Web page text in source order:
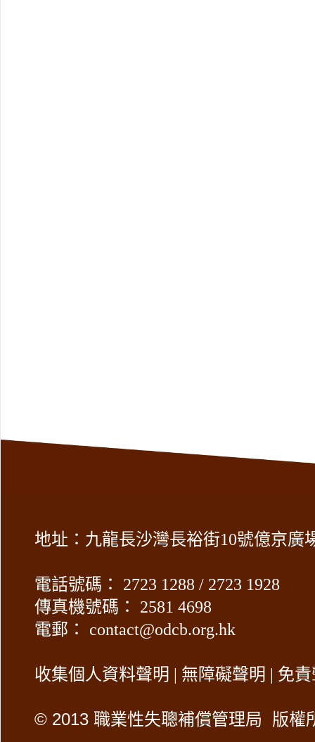
地址：九龍長沙灣長裕街10號億京廣
電話號碼： 2723 1288 / 2723 1928
傳真機號碼： 2581 4698
電郵： contact@odcb.org.hk
收集個人資料聲明 | 無障礙聲明 | 免
© 2013 職業性失聰補償管理局 版權